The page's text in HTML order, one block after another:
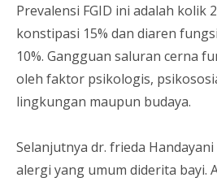
Prevalensi FGID ini adalah kolik
konstipasi 15% dan diaren
10%. Gangguan saluran cerna
oleh faktor psikologis,
lingkungan maupun budaya.
Selanjutnya dr. frieda
alergi yang umum diderita bayi.